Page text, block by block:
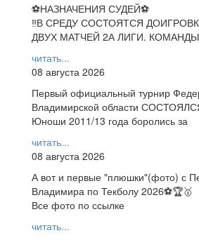
⚽НАЗНАЧЕНИЯ СУДЕЙ⚽
‼В СРЕДУ СОСТОЯТСЯ
ДВУХ МАТЧЕЙ 2А ЛИГИ.
читать...
08 августа 2026
Первый официальный турнир
Владимирской области
Юноши 2011/13 года боролись за
читать...
08 августа 2026
А вот и первые "плюшки"(фото) с
Владимира по Текболу 2026⚽🏆🥇
Все фото по ссылке
читать...